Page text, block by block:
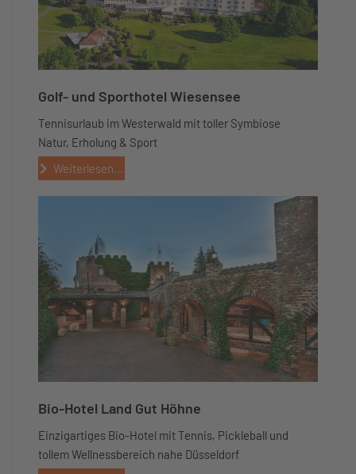
Golf- und Sporthotel Wiesensee
Tennisurlaub im Westerwald mit toller Symbiose
Natur, Erholung & Sport
Weiterlesen...
Bio-Hotel Land Gut Höhne
Einzigartiges Bio-Hotel mit Tennis, Pickleball und
tollem Wellnessbereich nahe Düsseldorf